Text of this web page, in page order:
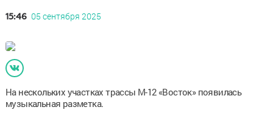
15:46 05 сентября 2025
На нескольких участках трассы М-12 «Восток» появилась
музыкальная разметка.